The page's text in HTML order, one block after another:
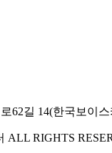
62길 14(한국보이
ALL RIGHTS